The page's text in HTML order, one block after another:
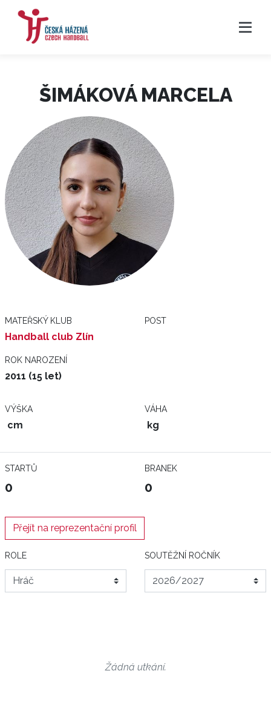
ŠIMÁKOVÁ MARCELA
MATEŘSKÝ KLUB
Handball club Zlín
POST
ROK NAROZENÍ
2011 (15 let)
VÝŠKA
cm
VÁHA
kg
STARTŮ
0
BRANEK
0
Přejít na reprezentační profil
ROLE SOUTĚŽNÍ ROČNÍK
Žádná utkání.